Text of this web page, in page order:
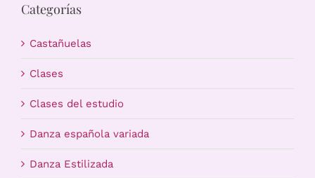
Carrito
Categorías
Castañuelas
Clases
Clases del estudio
Danza española variada
Danza Estilizada